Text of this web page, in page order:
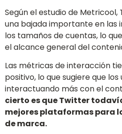
Según el estudio de
una bajada importante en las
los tamaños de cuentas, lo
el alcance general del
Las métricas de interacción
positivo, lo que sugiere que
interactuando más con el
cierto es que Twitter
mejores plataformas para
de marca.